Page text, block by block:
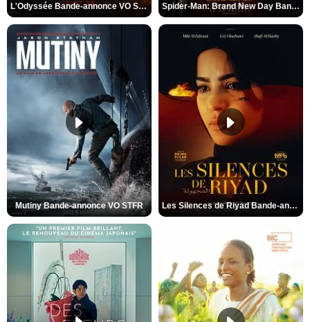
L'Odyssée Bande-annonce VO STFR Spider-Man: Brand New Day Bande-annonce VO STFR
Mutiny Bande-annonce VO STFR Les Silences de Riyad Bande-annonce VO STFR